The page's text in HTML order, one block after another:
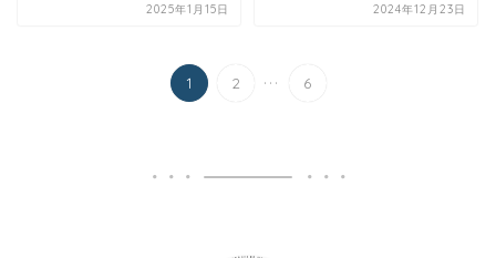
2025年1月15日 2024年12月23日
1 2 ... 6